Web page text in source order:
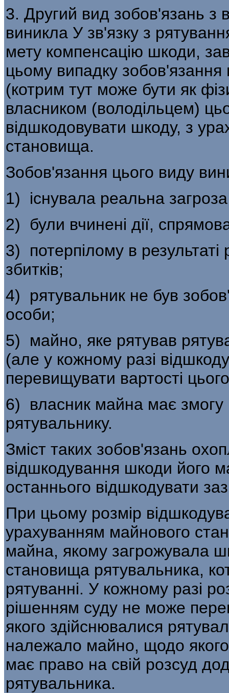
3. Другий вид зобов'язань
виникла У зв'язку з
мету компенсацію шкоди,
цьому випадку
(котрим тут може бути як
власником (володільцем)
відшкодовувати шкоду, з
становища.
Зобов'язання цього виду
1) існувала реальна
2) були вчинені дії,
3) потерпілому в
збитків;
4) рятувальник не був
особи;
5) майно, яке рятував
(але у кожному разі
перевищувати вартості
6) власник майна має
рятувальнику.
Зміст таких зобов'язань
відшкодування шкоди його
останнього відшкодувати
При цьому розмір
урахуванням майнового
майна, якому загрожувала
становища рятувальника,
рятуванні. У кожному разі
рішенням суду не може
якого здійснювалися
належало майно, щодо якого
має право на свій розсуд
рятувальника.